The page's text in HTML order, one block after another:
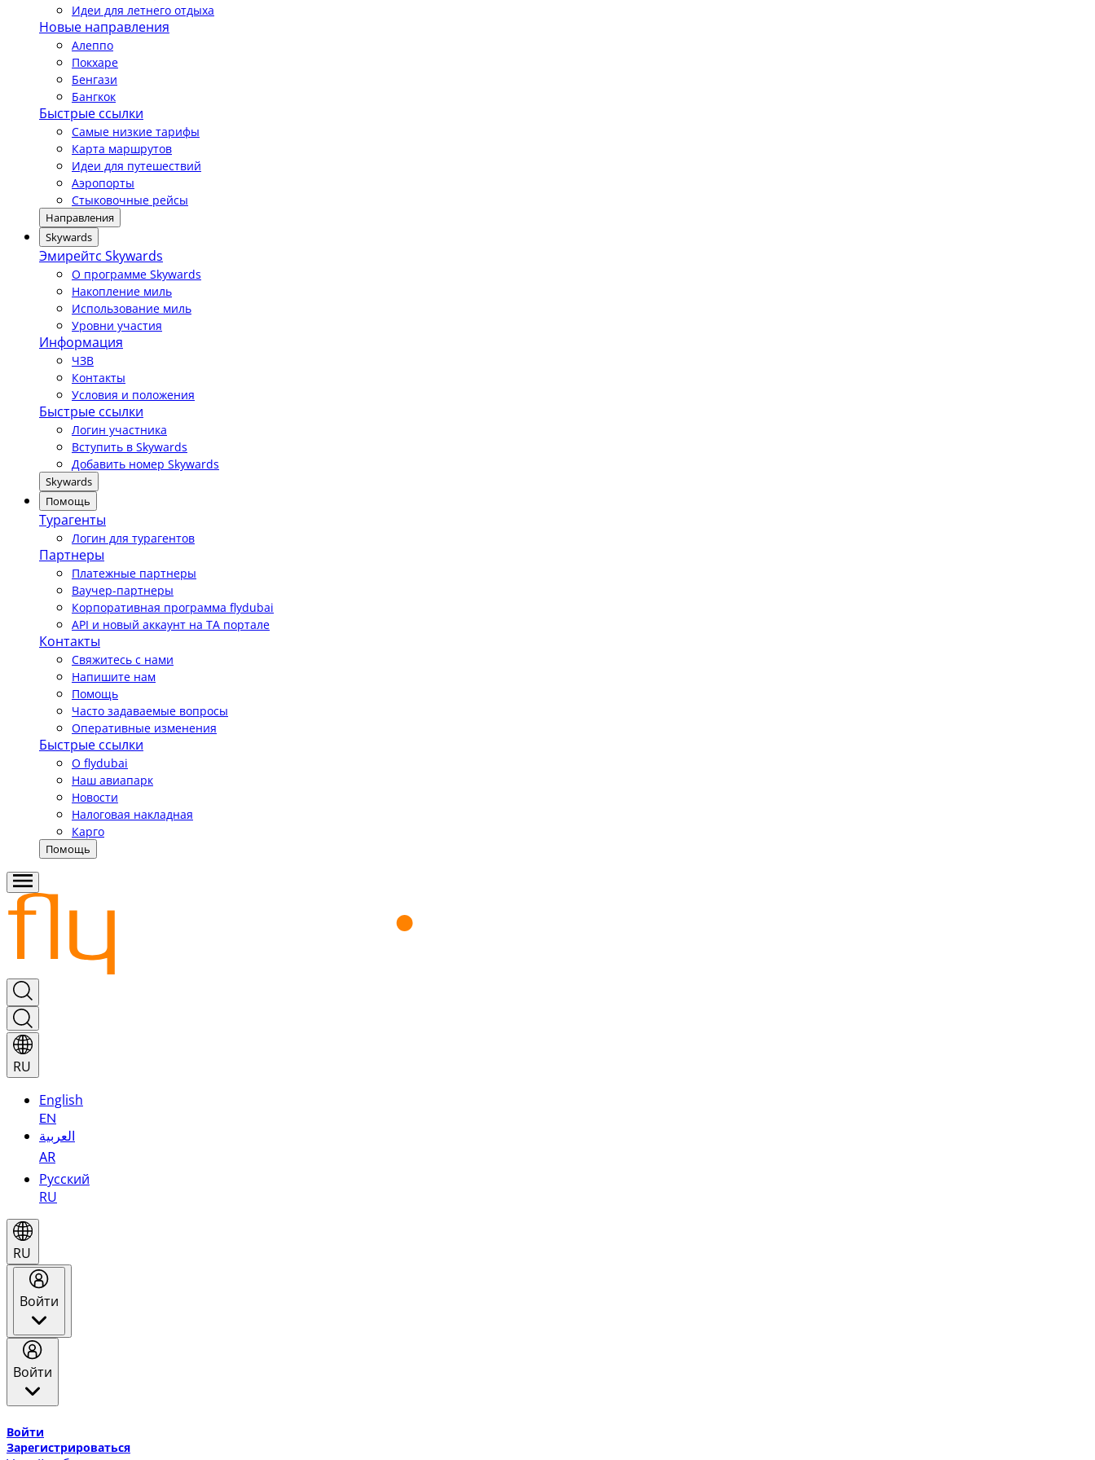
Идеи для летнего отдыха
Новые направления
Алеппо
Покхаре
Бенгази
Бангкок
Быстрые ссылки
Самые низкие тарифы
Карта маршрутов
Идеи для путешествий
Аэропорты
Стыковочные рейсы
Направления
Skywards
Эмирейтс Skywards
О программе Skywards
Накопление миль
Использование миль
Уровни участия
Информация
ЧЗВ
Контакты
Условия и положения
Быстрые ссылки
Логин участника
Вступить в Skywards
Добавить номер Skywards
Skywards
Помощь
Турагенты
Логин для турагентов
Партнеры
Платежные партнеры
Ваучер-партнеры
Корпоративная программа flydubai
API и новый аккаунт на TA портале
Контакты
Свяжитесь с нами
Напишите нам
Помощь
Часто задаваемые вопросы
Оперативные изменения
Быстрые ссылки
О flydubai
Наш авиапарк
Новости
Налоговая накладная
Карго
Помощь
RU
English
EN
العربية
AR
Русский
RU
RU
Войти
Войти
Войти
Зарегистрироваться